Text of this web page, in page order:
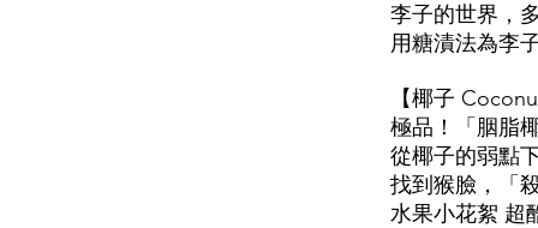
李子的世界，
用糖漬法為李
【椰子
極品！「胭脂
從椰子的弱點
找到猴臉，「
水果小花絮 超